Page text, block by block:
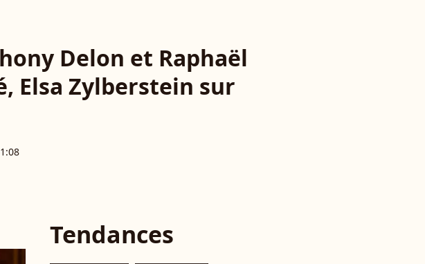
Delon et Raphaël
Elsa Zylberstein sur
Tendances